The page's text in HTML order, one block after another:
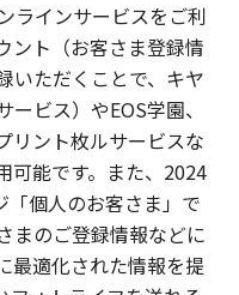
ラインサービスをご利
ント（お客さま登録情
いただくことで、キヤ
ビス）やEOS学園、
リント枚ルサービスな
可能です。また、2024
「個人のお客さま」で
まのご登録情報などに
最適化された情報を提